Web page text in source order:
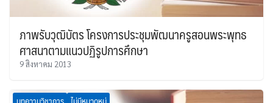
ภาพรับวุฒิบัตร โครงการประชุมพัฒนาครูสอนพระพุทธ
ศาสนาตามแนวปฏิรูปการศึกษา
9 สิงหาคม 2013